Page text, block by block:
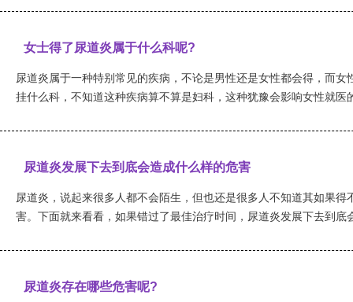
女士得了尿道炎属于什么科呢?
尿道炎属于一种特别常见的疾病，不论是男性还是女性都会得，而
挂什么科，不知道这种疾病算不算是妇科，这种犹豫会影响女性就医
尿道炎发展下去到底会造成什么样的危害
尿道炎，说起来很多人都不会陌生，但也还是很多人不知道其如果
害。下面就来看看，如果错过了最佳治疗时间，尿道炎发展下去到底
尿道炎存在哪些危害呢?